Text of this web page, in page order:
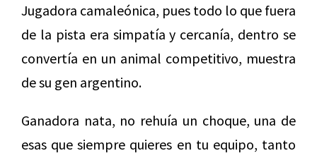
Jugadora camaleónica, pues todo lo que fuera
de la pista era simpatía y cercanía, dentro se
convertía en un animal competitivo, muestra
de su gen argentino.
Ganadora nata, no rehuía un choque, una de
esas que siempre quieres en tu equipo, tanto